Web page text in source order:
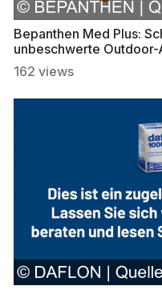
Bepanthen Med Plus:
unbeschwerte
162 views